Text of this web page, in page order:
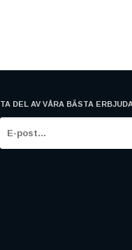
TA DEL AV VÅRA BÄSTA